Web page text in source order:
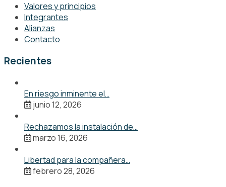
Valores y principios
Integrantes
Alianzas
Contacto
Recientes
En riesgo inminente el…
junio 12, 2026
Rechazamos la instalación de…
marzo 16, 2026
Libertad para la compañera…
febrero 28, 2026